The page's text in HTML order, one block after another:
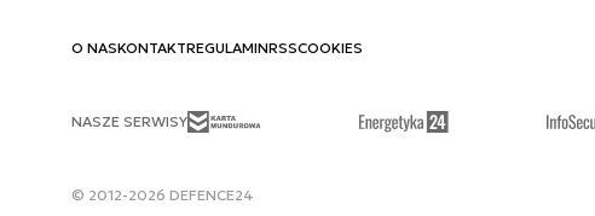
O NASKONTAKTREGULAMINRSSCOOKIES
NASZE SERWISY
© 2012-2026 DEFENCE24